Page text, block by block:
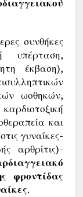
συνθήκες
υπέρταση,
έκβαση),
ωοθηκών,
και
γυναίκες-
αρθρίτις)-
φροντίδας
.